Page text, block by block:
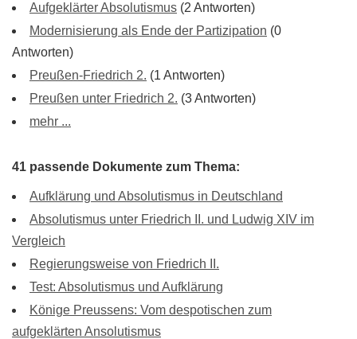
Aufgeklärter Absolutismus (2 Antworten)
Modernisierung als Ende der Partizipation (0
Antworten)
Preußen-Friedrich 2. (1 Antworten)
Preußen unter Friedrich 2. (3 Antworten)
mehr ...
41 passende Dokumente zum Thema:
Aufklärung und Absolutismus in Deutschland
Absolutismus unter Friedrich II. und Ludwig XIV im
Vergleich
Regierungsweise von Friedrich II.
Test: Absolutismus und Aufklärung
Könige Preussens: Vom despotischen zum
aufgeklärten Ansolutismus